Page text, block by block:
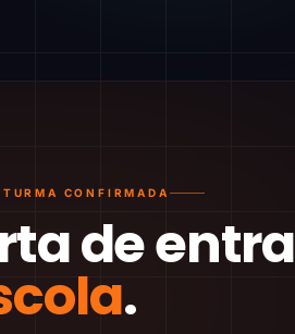
CONFIRMADA
de
.